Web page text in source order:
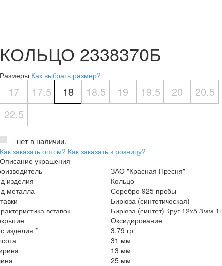
КОЛЬЦО 2338370Б
Размеры Как выбрать размер?
17 17.5 18 18.5 19 19.5 20
20.5
22.5
- нет в наличии.
Как заказать оптом? Как заказать в розницу?
Описание украшения
ЗАО "Красная Пресня"
изделия
Кольцо
металла
Серебро 925 пробы
Бирюза (синтетическая)
вставок
Бирюза (синтет) Круг 12х5.3мм
Оксидирование
изделия *
3.79 гр
31 мм
13 мм
25 мм